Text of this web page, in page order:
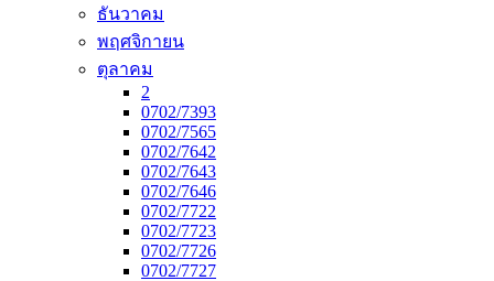
ธันวาคม
พฤศจิกายน
ตุลาคม
2
0702/7393
0702/7565
0702/7642
0702/7643
0702/7646
0702/7722
0702/7723
0702/7726
0702/7727